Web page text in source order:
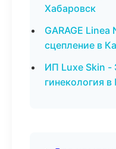
Хабаровск
GARAGE
сцепление в
ИП Luxe Skin -
гинекология в